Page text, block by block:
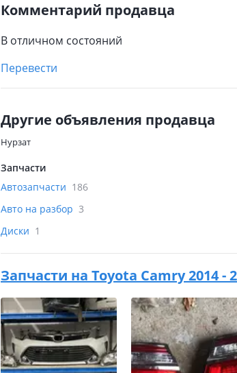
Комментарий продавца
В отличном состояний
Перевести
Другие объявления продавца
Нурзат
Запчасти
Автозапчасти 186
Авто на разбор 3
Диски 1
Запчасти на Toyota Camry 2014 -